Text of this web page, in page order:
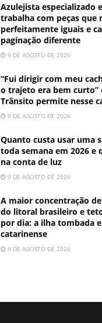
Azulejista especializado
trabalha com peças que
perfeitamente iguais e
paginação diferente
9 DE AGOSTO DE 2026
“Fui dirigir com meu
o trajeto era bem curto”
Trânsito permite nesse
9 DE AGOSTO DE 2026
Quanto custa usar uma
toda semana em 2026 e
na conta de luz
9 DE AGOSTO DE 2026
A maior concentração
do litoral brasileiro e
por dia: a ilha tombada
catarinense
9 DE AGOSTO DE 2026